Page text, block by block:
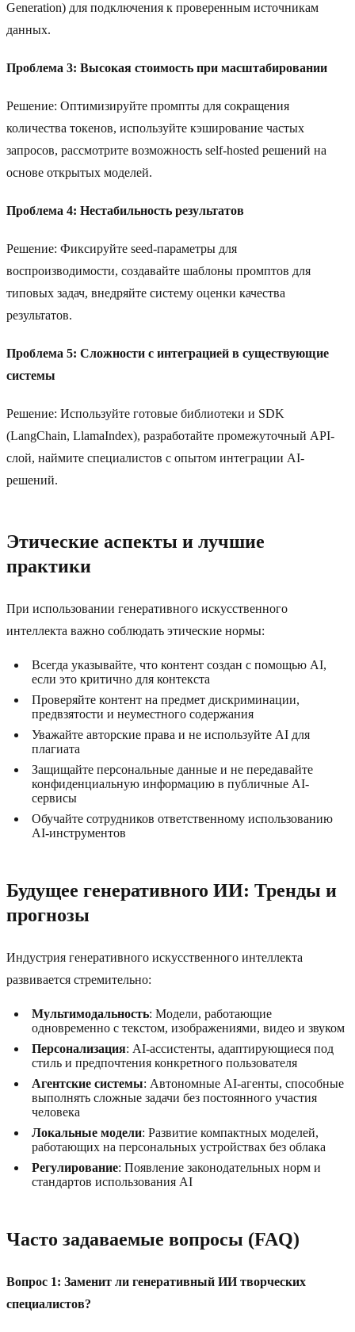
Generation) для подключения к проверенным источникам
данных.
Проблема 3: Высокая стоимость при масштабировании
Решение: Оптимизируйте промпты для сокращения
количества токенов, используйте кэширование частых
запросов, рассмотрите возможность self-hosted решений на
основе открытых моделей.
Проблема 4: Нестабильность результатов
Решение: Фиксируйте seed-параметры для
воспроизводимости, создавайте шаблоны промптов для
типовых задач, внедряйте систему оценки качества
результатов.
Проблема 5: Сложности с интеграцией в существующие
системы
Решение: Используйте готовые библиотеки и SDK
(LangChain, LlamaIndex), разработайте промежуточный API-
слой, наймите специалистов с опытом интеграции AI-
решений.
Этические аспекты и лучшие
практики
При использовании генеративного искусственного
интеллекта важно соблюдать этические нормы:
Всегда указывайте, что контент создан с помощью AI,
если это критично для контекста
Проверяйте контент на предмет дискриминации,
предвзятости и неуместного содержания
Уважайте авторские права и не используйте AI для
плагиата
Защищайте персональные данные и не передавайте
конфиденциальную информацию в публичные AI-
сервисы
Обучайте сотрудников ответственному использованию
AI-инструментов
Будущее генеративного ИИ: Тренды и
прогнозы
Индустрия генеративного искусственного интеллекта
развивается стремительно:
Мультимодальность: Модели, работающие
одновременно с текстом, изображениями, видео и звуком
Персонализация: AI-ассистенты, адаптирующиеся под
стиль и предпочтения конкретного пользователя
Агентские системы: Автономные AI-агенты, способные
выполнять сложные задачи без постоянного участия
человека
Локальные модели: Развитие компактных моделей,
работающих на персональных устройствах без облака
Регулирование: Появление законодательных норм и
стандартов использования AI
Часто задаваемые вопросы (FAQ)
Вопрос 1: Заменит ли генеративный ИИ творческих
специалистов?